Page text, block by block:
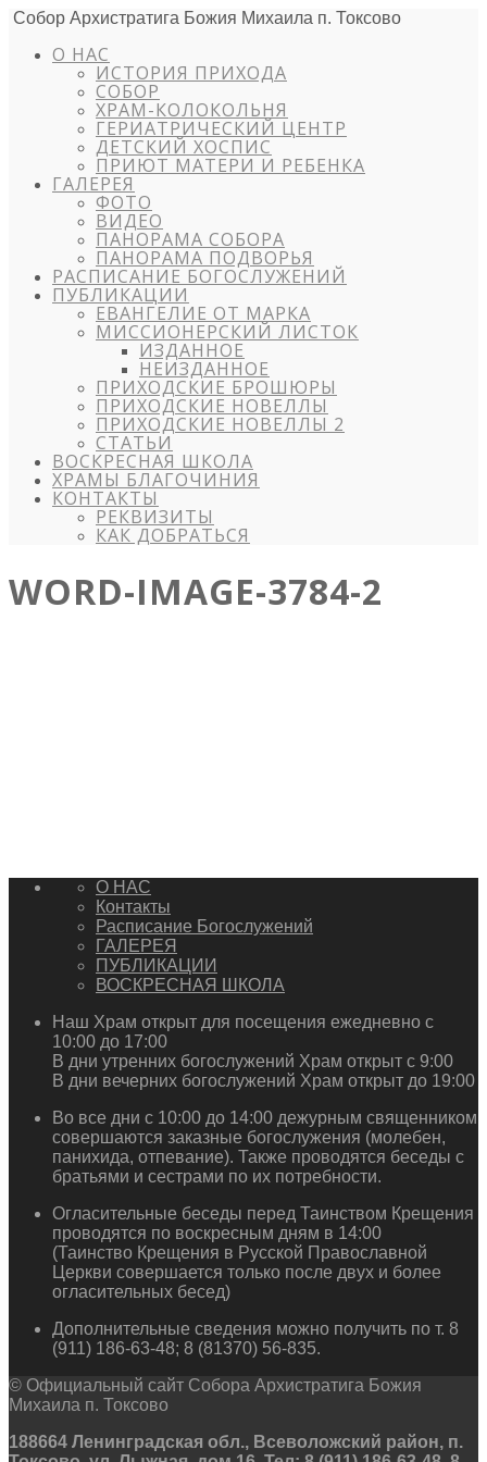
Собор Архистратига Божия Михаила п. Токсово
О НАС
ИСТОРИЯ ПРИХОДА
СОБОР
ХРАМ-КОЛОКОЛЬНЯ
ГЕРИАТРИЧЕСКИЙ ЦЕНТР
ДЕТСКИЙ ХОСПИС
ПРИЮТ МАТЕРИ И РЕБЕНКА
ГАЛЕРЕЯ
ФОТО
ВИДЕО
ПАНОРАМА СОБОРА
ПАНОРАМА ПОДВОРЬЯ
РАСПИСАНИЕ БОГОСЛУЖЕНИЙ
ПУБЛИКАЦИИ
ЕВАНГЕЛИЕ ОТ МАРКА
МИССИОНЕРСКИЙ ЛИСТОК
ИЗДАННОЕ
НЕИЗДАННОЕ
ПРИХОДСКИЕ БРОШЮРЫ
ПРИХОДСКИЕ НОВЕЛЛЫ
ПРИХОДСКИЕ НОВЕЛЛЫ 2
СТАТЬИ
ВОСКРЕСНАЯ ШКОЛА
ХРАМЫ БЛАГОЧИНИЯ
КОНТАКТЫ
РЕКВИЗИТЫ
КАК ДОБРАТЬСЯ
WORD-IMAGE-3784-2
О НАС
Контакты
Расписание Богослужений
ГАЛЕРЕЯ
ПУБЛИКАЦИИ
ВОСКРЕСНАЯ ШКОЛА
Наш Храм открыт для посещения ежедневно с
10:00 до 17:00
В дни утренних богослужений Храм открыт с 9:00
В дни вечерних богослужений Храм открыт до 19:00
Во все дни с 10:00 до 14:00 дежурным священником
совершаются заказные богослужения (молебен,
панихида, отпевание). Также проводятся беседы с
братьями и сестрами по их потребности.
Огласительные беседы перед Таинством Крещения
проводятся по воскресным дням в 14:00
(Таинство Крещения в Русской Православной
Церкви совершается только после двух и более
огласительных бесед)
Дополнительные сведения можно получить по т. 8
(911) 186-63-48; 8 (81370) 56-835.
© Официальный сайт Собора Архистратига Божия
Михаила п. Токсово
188664 Ленинградская обл., Всеволожский район, п.